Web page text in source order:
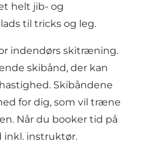
helt jib- og
til tricks og leg.
indendørs skitræning.
skibånd, der kan
Skibåndene
for dig, som vil træne
Når du booker tid på
inkl. instruktør.